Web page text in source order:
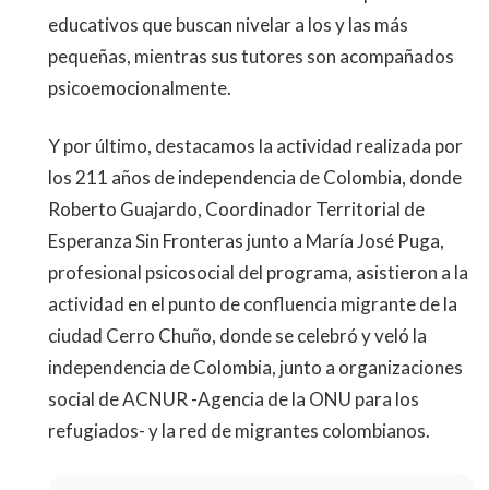
educativos que buscan nivelar a los y las más
pequeñas, mientras sus tutores son acompañados
psicoemocionalmente.
Y por último, destacamos la actividad realizada por
los 211 años de independencia de Colombia, donde
Roberto Guajardo, Coordinador Territorial de
Esperanza Sin Fronteras junto a María José Puga,
profesional psicosocial del programa, asistieron a la
actividad en el punto de confluencia migrante de la
ciudad Cerro Chuño, donde se celebró y veló la
independencia de Colombia, junto a organizaciones
social de ACNUR -Agencia de la ONU para los
refugiados- y la red de migrantes colombianos.